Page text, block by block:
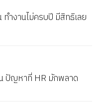
ำงานไม่ครบปี มีสิทธิเลย
ปัญหาที่ HR มักพลาด